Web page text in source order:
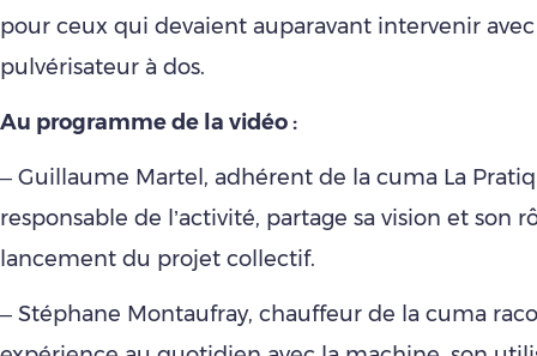
pour ceux qui devaient auparavant intervenir
pulvérisateur à dos.
Au programme de la vidéo :
– Guillaume Martel, adhérent de la cuma La
responsable de l’activité, partage sa vision et son
lancement du projet collectif.
– Stéphane Montaufray, chauffeur de la cuma